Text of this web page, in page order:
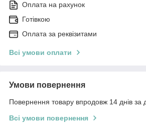
Оплата на рахунок
Готівкою
Оплата за реквізитами
Всі умови оплати
Умови повернення
Повернення товару впродовж 14 днів за
Всі умови повернення